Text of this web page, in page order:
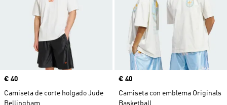
Precio
€ 40
Camiseta de corte holgado Jude
Bellingham
Precio
€ 40
Camiseta con emblema Originals
Basketball